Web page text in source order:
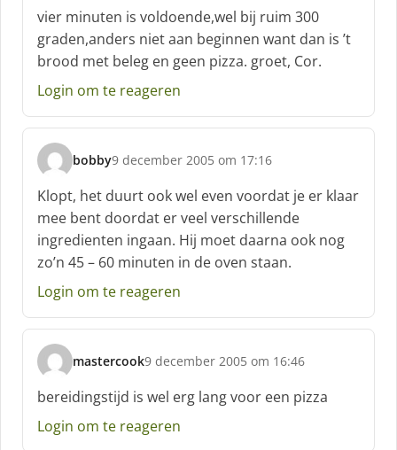
h
r
e
e
f
:
vier minuten is voldoende,wel bij ruim 300
graden,anders niet aan beginnen want dan is ’t
brood met beleg en geen pizza. groet, Cor.
Login om te reageren
bobby
s
c
h
r
e
e
:
9 december 2005 om 17:16
Klopt, het duurt ook wel even voordat je er klaar
mee bent doordat er veel verschillende
ingredienten ingaan. Hij moet daarna ook nog
zo’n 45 – 60 minuten in de oven staan.
Login om te reageren
mastercook
s
c
h
r
9 december 2005 om 16:46
bereidingstijd is wel erg lang voor een pizza
Login om te reageren